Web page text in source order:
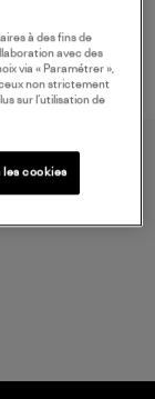
à des fins de
avec des
via « Paramétrer »,
ceux non strictement
sur l’utilisation de
les cookies